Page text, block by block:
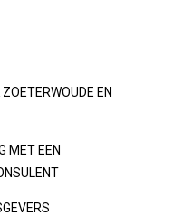
EN
MET EEN